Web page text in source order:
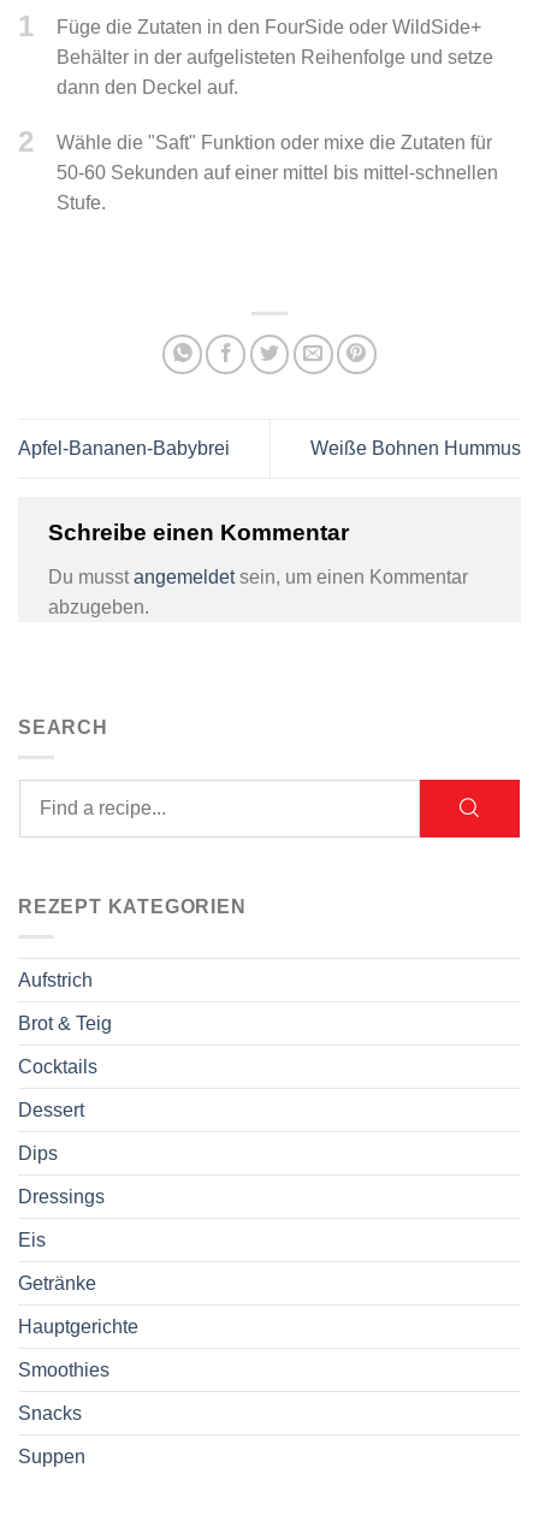
1
Füge die Zutaten in den FourSide oder WildSide+
Behälter in der aufgelisteten Reihenfolge und setze
dann den Deckel auf.
2
Wähle die "Saft" Funktion oder mixe die Zutaten für
50-60 Sekunden auf einer mittel bis mittel-schnellen
Stufe.
Apfel-Bananen-Babybrei Weiße Bohnen Hummus
Schreibe einen Kommentar
Du musstangemeldetsein, um einen Kommentar
abzugeben.
SEARCH
REZEPT KATEGORIEN
Aufstrich
Brot & Teig
Cocktails
Dessert
Dips
Dressings
Eis
Getränke
Hauptgerichte
Smoothies
Snacks
Suppen